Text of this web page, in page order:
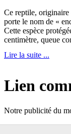
Ce reptile, originaire
porte le nom de «
Cette espèce
centimètre, queue
Lire la suite ...
Lien
Notre publicité du